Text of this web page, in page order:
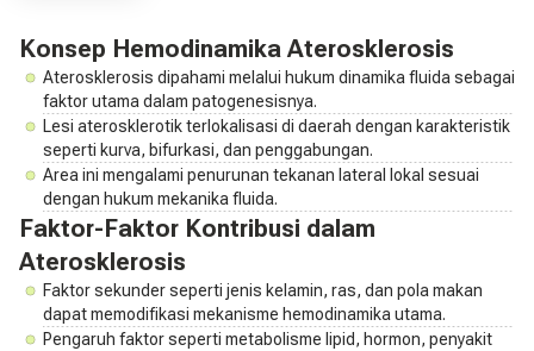
Konsep Hemodinamika Aterosklerosis
Aterosklerosis dipahami melalui hukum dinamika fluida sebagai
faktor utama dalam patogenesisnya.
Lesi aterosklerotik terlokalisasi di daerah dengan karakteristik
seperti kurva, bifurkasi, dan penggabungan.
Area ini mengalami penurunan tekanan lateral lokal sesuai
dengan hukum mekanika fluida.
Faktor-Faktor Kontribusi dalam
Aterosklerosis
Faktor sekunder seperti jenis kelamin, ras, dan pola makan
dapat memodifikasi mekanisme hemodinamika utama.
Pengaruh faktor seperti metabolisme lipid, hormon, penyakit